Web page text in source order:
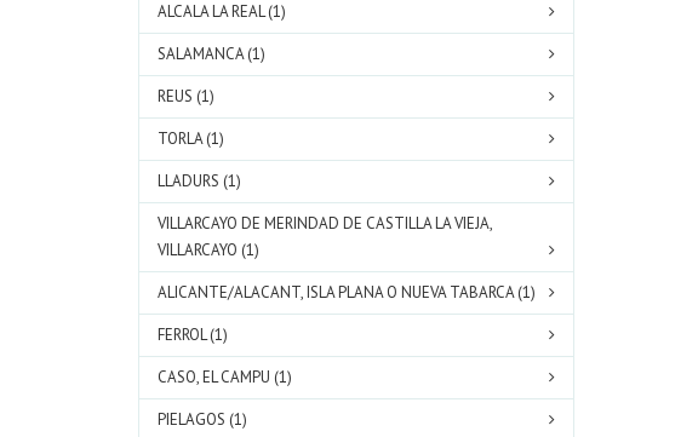
ALCALA LA REAL (1)
SALAMANCA (1)
REUS (1)
TORLA (1)
LLADURS (1)
VILLARCAYO DE MERINDAD DE CASTILLA LA VIEJA,
VILLARCAYO (1)
ALICANTE/ALACANT, ISLA PLANA O NUEVA TABARCA (1)
FERROL (1)
CASO, EL CAMPU (1)
PIELAGOS (1)